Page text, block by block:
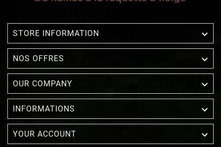
STORE INFORMATION 
NOS OFFRES 
OUR COMPANY 
INFORMATIONS 
YOUR ACCOUNT 